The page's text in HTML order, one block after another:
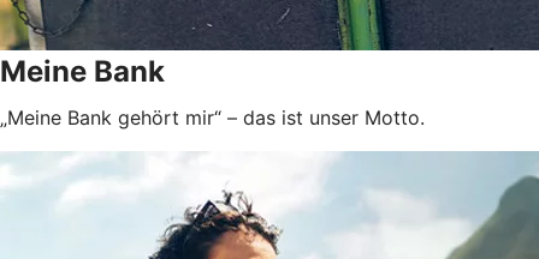
Meine Bank
„Meine Bank gehört mir“ – das ist unser Motto.